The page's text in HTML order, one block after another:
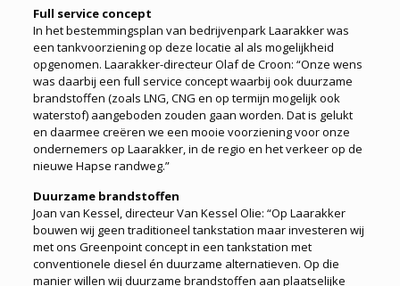
Full service concept
In het bestemmingsplan van bedrijvenpark Laarakker was
een tankvoorziening op deze locatie al als mogelijkheid
opgenomen. Laarakker-directeur Olaf de Croon: “Onze wens
was daarbij een full service concept waarbij ook duurzame
brandstoffen (zoals LNG, CNG en op termijn mogelijk ook
waterstof) aangeboden zouden gaan worden. Dat is gelukt
en daarmee creëren we een mooie voorziening voor onze
ondernemers op Laarakker, in de regio en het verkeer op de
nieuwe Hapse randweg.”
Duurzame brandstoffen
Joan van Kessel, directeur Van Kessel Olie: “Op Laarakker
bouwen wij geen traditioneel tankstation maar investeren wij
met ons Greenpoint concept in een tankstation met
conventionele diesel én duurzame alternatieven. Op die
manier willen wij duurzame brandstoffen aan plaatselijke